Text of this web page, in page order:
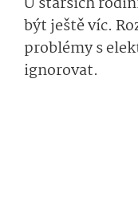
být ještě víc.
problémy s
ignorovat.